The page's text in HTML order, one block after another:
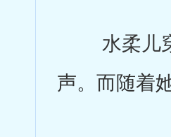
水柔儿穿
声。而随着